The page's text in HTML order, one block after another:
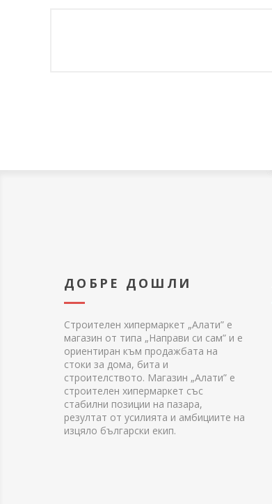
ДОБРЕ ДОШЛИ
Строителен хипермаркет „Алати” е
магазин от типа „Направи си сам” и е
ориентиран към продажбата на
стоки за дома, бита и
строителството. Магазин „Алати” е
строителен хипермаркет със
стабилни позиции на пазара,
резултат от усилията и амбициите на
изцяло български екип.